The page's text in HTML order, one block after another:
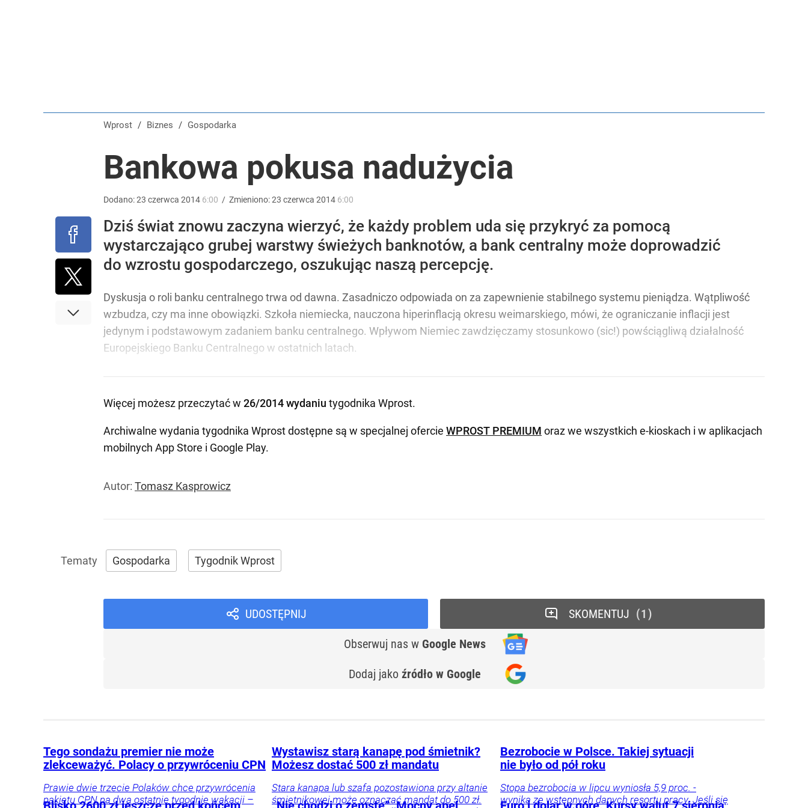
dodaj
Farmacja: wzrost pod presją. co czeka branżę do 2030 roku?
Wprost / Biznes / Gospodarka
Bankowa pokusa nadużycia
Dodano:23 czerwca 2014 6:00 / Zmieniono:23 czerwca 2014 6:00
Dziś świat znowu zaczyna wierzyć, że każdy problem uda się przykryć za pomocą
wystarczająco grubej warstwy świeżych banknotów, a bank centralny może doprowadzić
do wzrostu gospodarczego, oszukując naszą percepcję.
Dyskusja o roli banku centralnego trwa od dawna. Zasadniczo odpowiada on za zapewnienie stabilnego systemu pieniądza. Wątpliwość
wzbudza, czy ma inne obowiązki. Szkoła niemiecka, nauczona hiperinflacją okresu weimarskiego, mówi, że ograniczanie inflacji jest
jedynym i podstawowym zadaniem banku centralnego. Wpływom Niemiec zawdzięczamy stosunkowo (sic!) powściągliwą działalność
Europejskiego Banku Centralnego w ostatnich latach.
Więcej możesz przeczytać w 26/2014 wydaniu tygodnika Wprost.
Archiwalne wydania tygodnika Wprost dostępne są w specjalnej ofercie WPROST PREMIUM oraz we wszystkich e-kioskach i w aplikacjach
mobilnych App Store i Google Play.
Autor: Tomasz Kasprowicz
Gospodarka Tygodnik Wprost
UDOSTĘPNIJ
Obserwuj nas w Google News
Dodaj jako źródło w Google
SKOMENTUJ 1
Tego sondażu premier nie może
zlekceważyć. Polacy o przywróceniu CPN
Prawie dwie trzecie Polaków chce przywrócenia
pakietu CPN na dwa ostatnie tygodnie wakacji –
Wystawisz starą kanapę pod śmietnik?
Możesz dostać 500 zł mandatu
Stara kanapa lub szafa pozostawiona przy altanie
śmietnikowej może oznaczać mandat do 500 zł.
Bezrobocie w Polsce. Takiej sytuacji
nie było od pół roku
Stopa bezrobocia w lipcu wyniosła 5,9 proc. -
wynika ze wstępnych danych resortu pracy. Jeśli się